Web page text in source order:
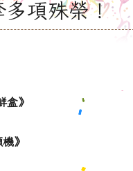
項殊榮！
盒》
》